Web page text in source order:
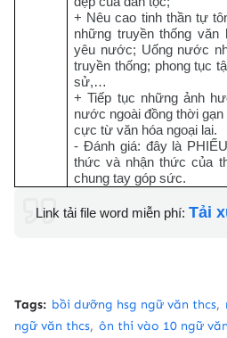
+ Nêu cao tinh thần tự
những truyền thống văn
yêu nước; Uống nước
truyền thống; phong tục
sử,…
+ Tiếp tục những ảnh
nước ngoài đồng thời
cực từ văn hóa ngoại lai.
- Đánh giá: đây là
thức và nhận thức của
chung tay góp sức.
Link tải file word miễn phí: Tải
Tags: bồi dưỡng hsg ngữ văn thcs
ngữ văn thcs ôn thi vào 10 ngữ văn